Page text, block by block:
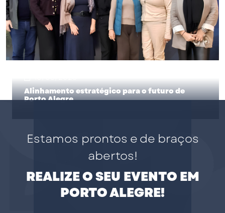
Alinhamento estratégico para o futuro de
Porto Alegre
Estamos prontos e de braços
abertos!
REALIZE O SEU EVENTO EM
PORTO ALEGRE!